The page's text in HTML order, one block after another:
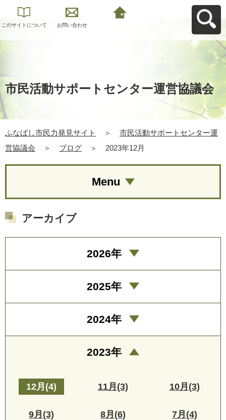
このサイトについて お問い合わせ
市民活動サポートセンター運営協議会
ふなばし市民力発見サイト ＞
市民活動サポートセンター運
営協議会
＞ ブログ ＞ 2023年12月
Menu
アーカイブ
2026年
2025年
2024年
2023年
12月(4) 11月(3) 10月(3)
9月(3) 8月(6) 7月(4)